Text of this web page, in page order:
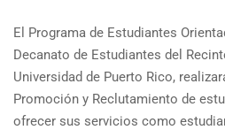
El Programa de Estudiantes
Decanato de Estudiantes del
Universidad de Puerto Rico,
Promoción y Reclutamiento de
ofrecer sus servicios como